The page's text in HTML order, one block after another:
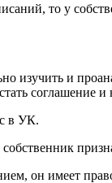
то у
изучить и
соглашение
в УК.
он имеет